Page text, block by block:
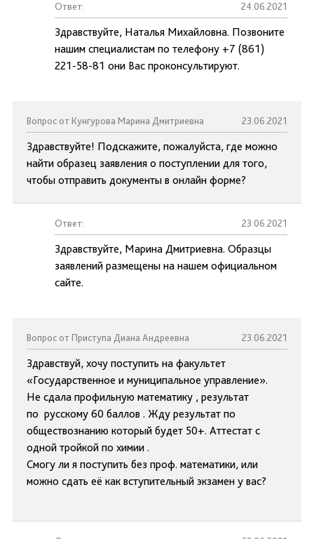
Ответ: 24.06.2021
Здравствуйте, Наталья Михайловна. Позвоните
нашим специалистам по телефону +7 (861)
221-58-81 они Вас проконсультируют.
Вопрос от Кунгурова Марина Дмитриевна 23.06.2021
Здравствуйте! Подскажите, пожалуйста, где можно
найти образец заявления о поступлении для того,
чтобы отправить документы в онлайн форме?
Ответ: 23.06.2021
Здравствуйте, Марина Дмитриевна. Образцы
заявлений размещены на нашем официальном
сайте.
Вопрос от Приступа Диана Андреевна 23.06.2021
Здравствуй, хочу поступить на факультет
«Государственное и муниципальное управление».
Не сдала профильную математику , результат
по русскому 60 баллов . Жду результат по
обществознанию который будет 50+. Аттестат с
одной тройкой по химии .
Смогу ли я поступить без проф. математики, или
можно сдать её как вступительный экзамен у вас?